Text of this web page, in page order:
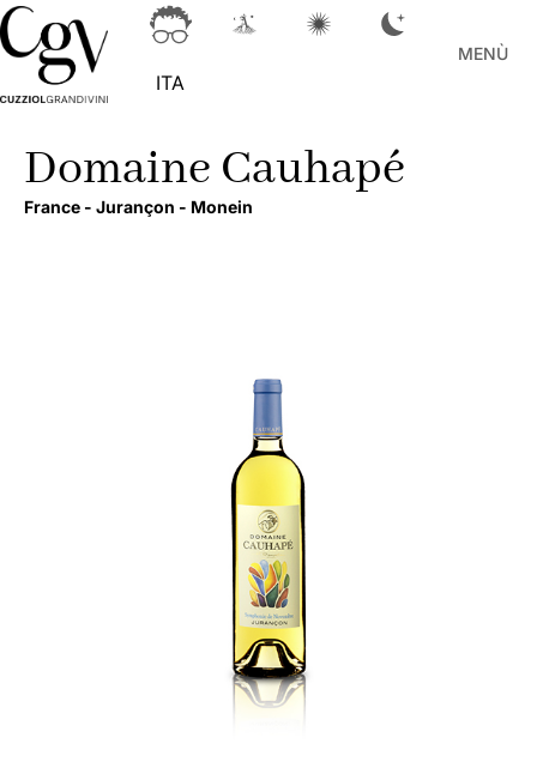
ITA
MENÙ
Domaine Cauhapé
France - Jurançon - Monein